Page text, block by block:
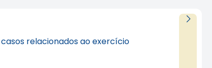
relacionados ao exercício